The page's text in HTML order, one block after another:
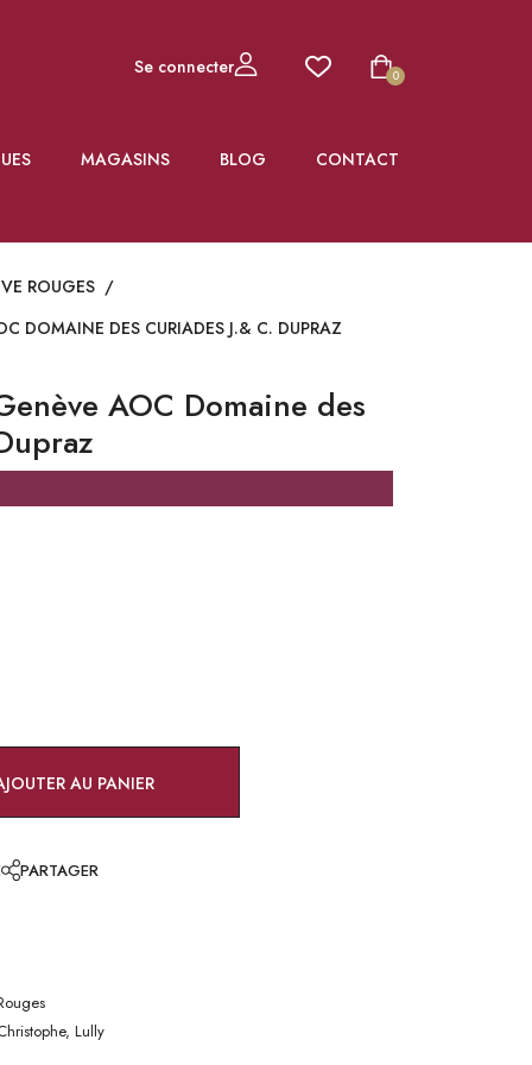
Se connecter 0
MAGASINS BLOG CONTACT
ROUGES /
DOMAINE DES CURIADES J.& C. DUPRAZ
AOC Domaine des
AU PANIER
PARTAGER
Lully